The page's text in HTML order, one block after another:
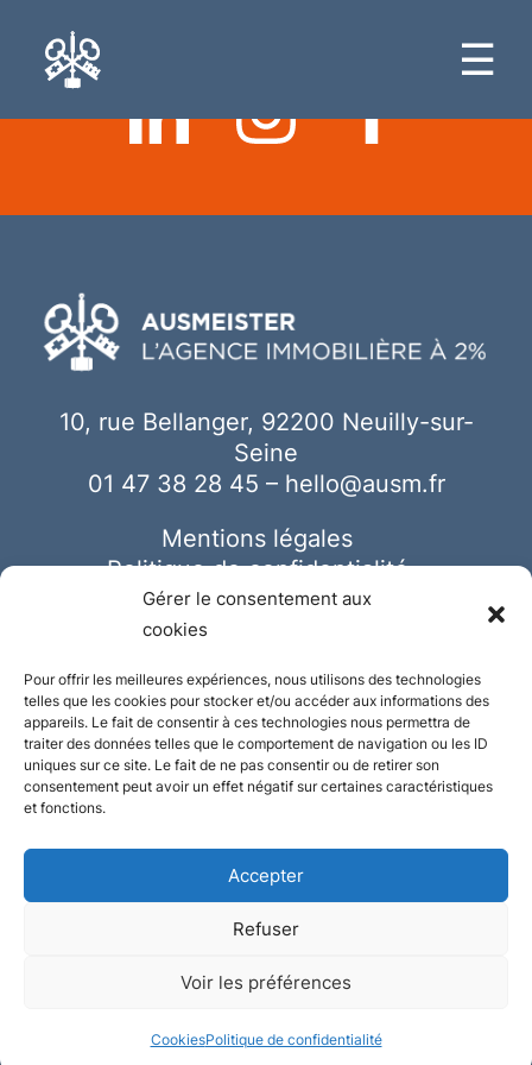
Gérer le consentement aux
cookies
Pour offrir les meilleures expériences, nous utilisons des technologies
telles que les cookies pour stocker et/ou accéder aux informations des
appareils. Le fait de consentir à ces technologies nous permettra de
traiter des données telles que le comportement de navigation ou les ID
uniques sur ce site. Le fait de ne pas consentir ou de retirer son
consentement peut avoir un effet négatif sur certaines caractéristiques
et fonctions.
Accepter
Refuser
Voir les préférences
CookiesPolitique de confidentialité
☰
10, rue Bellanger, 92200 Neuilly-sur-
Seine
01 47 38 28 45 – hello@ausm.fr
Mentions légales
Politique de confidentialité
Cookies
Conception et réalisation :Plate